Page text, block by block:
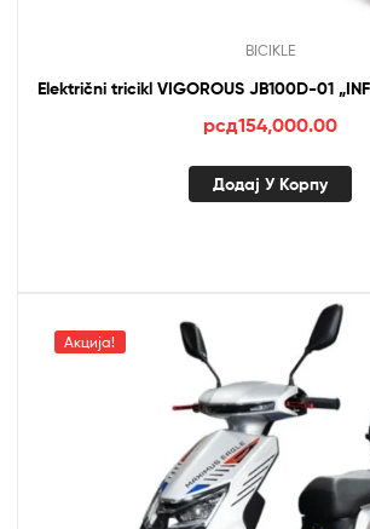
BICIKLE
Električni tricikl VIGOROUS JB100D-01
рсд154,000.00
Додај У Корпу
Акција!